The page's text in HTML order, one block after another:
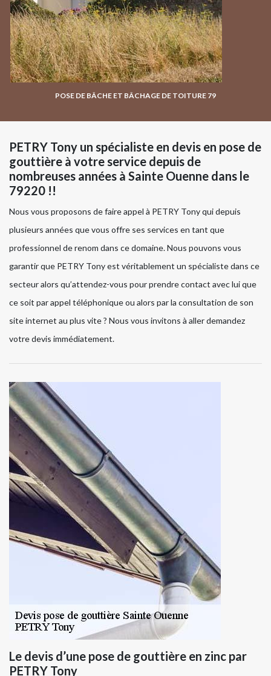
POSE DE BÂCHE ET BÂCHAGE DE TOITURE 79
PETRY Tony un spécialiste en devis en pose de
gouttière à votre service depuis de
nombreuses années à Sainte Ouenne dans le
79220 !!
Nous vous proposons de faire appel à PETRY Tony qui depuis
plusieurs années que vous offre ses services en tant que
professionnel de renom dans ce domaine. Nous pouvons vous
garantir que PETRY Tony est véritablement un spécialiste dans ce
secteur alors qu’attendez-vous pour prendre contact avec lui que
ce soit par appel téléphonique ou alors par la consultation de son
site internet au plus vite ? Nous vous invitons à aller demandez
votre devis immédiatement.
Le devis d’une pose de gouttière en zinc par
PETRY Tony